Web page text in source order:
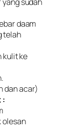
daam
telah
kulit ke
dan acar)
:
olesan